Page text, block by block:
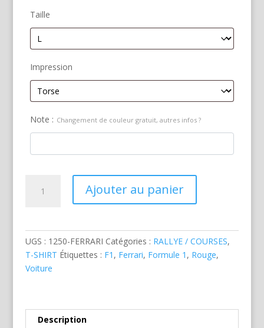
Taille
Impression
Note : Changement de couleur gratuit, autres infos ?
Ajouter au panier
UGS : 1250-FERRARI Catégories : RALLYE / COURSES,
T-SHIRT Étiquettes : F1 , Ferrari, Formule 1 , Rouge,
Voiture
Description